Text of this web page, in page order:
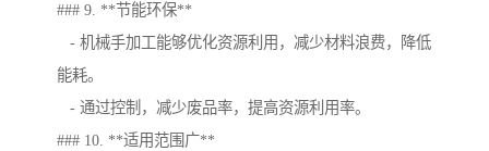
### 9. **节能环保**
- 机械手加工能够优化资源利用，减少材料浪费，降低
能耗。
- 通过控制，减少废品率，提高资源利用率。
### 10. **适用范围广**